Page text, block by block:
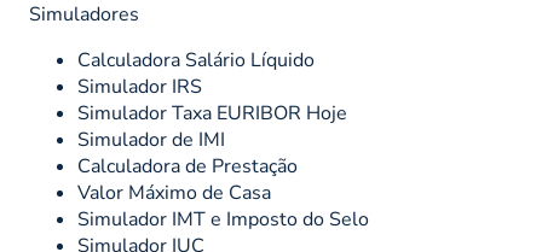
Simuladores
Calculadora Salário Líquido
Simulador IRS
Simulador Taxa EURIBOR Hoje
Simulador de IMI
Calculadora de Prestação
Valor Máximo de Casa
Simulador IMT e Imposto do Selo
Simulador IUC